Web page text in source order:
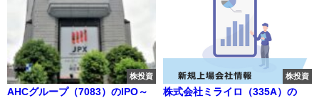
株投資
AHCグループ（7083）のIPO～
株投資
株式会社ミライロ（335A）の